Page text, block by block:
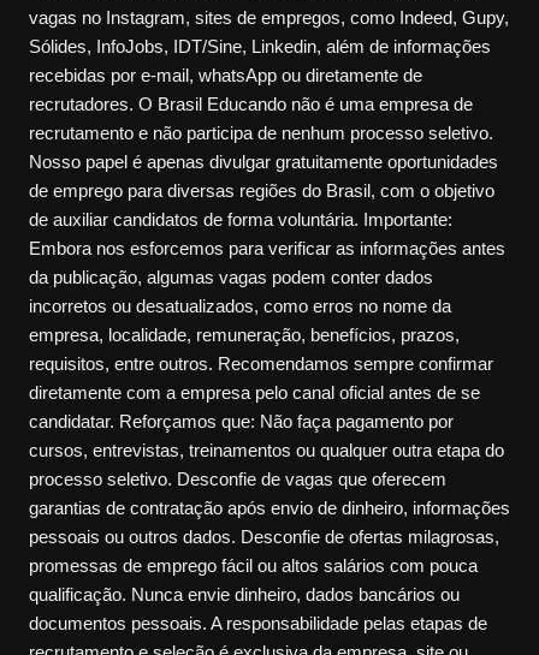
vagas no Instagram, sites de empregos, como Indeed, Gupy,
Sólides, InfoJobs, IDT/Sine, Linkedin, além de informações
recebidas por e-mail, whatsApp ou diretamente de
recrutadores. O Brasil Educando não é uma empresa de
recrutamento e não participa de nenhum processo seletivo.
Nosso papel é apenas divulgar gratuitamente oportunidades
de emprego para diversas regiões do Brasil, com o objetivo
de auxiliar candidatos de forma voluntária. Importante:
Embora nos esforcemos para verificar as informações antes
da publicação, algumas vagas podem conter dados
incorretos ou desatualizados, como erros no nome da
empresa, localidade, remuneração, benefícios, prazos,
requisitos, entre outros. Recomendamos sempre confirmar
diretamente com a empresa pelo canal oficial antes de se
candidatar. Reforçamos que: Não faça pagamento por
cursos, entrevistas, treinamentos ou qualquer outra etapa do
processo seletivo. Desconfie de vagas que oferecem
garantias de contratação após envio de dinheiro, informações
pessoais ou outros dados. Desconfie de ofertas milagrosas,
promessas de emprego fácil ou altos salários com pouca
qualificação. Nunca envie dinheiro, dados bancários ou
documentos pessoais. A responsabilidade pelas etapas de